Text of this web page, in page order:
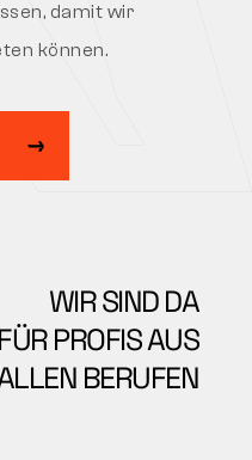
damit wir
können.
WIR SIND DA
FÜR PROFIS AUS
BERUFEN